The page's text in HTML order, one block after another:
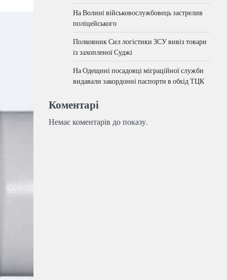
На Волині військовослужбовець застрелив
поліцейського
Полковник Сил логістики ЗСУ вивіз товари
із захопленої Суджі
На Одещині посадовці міграційної служби
видавали закордонні паспорти в обхід ТЦК
Коментарі
Немає коментарів до показу.